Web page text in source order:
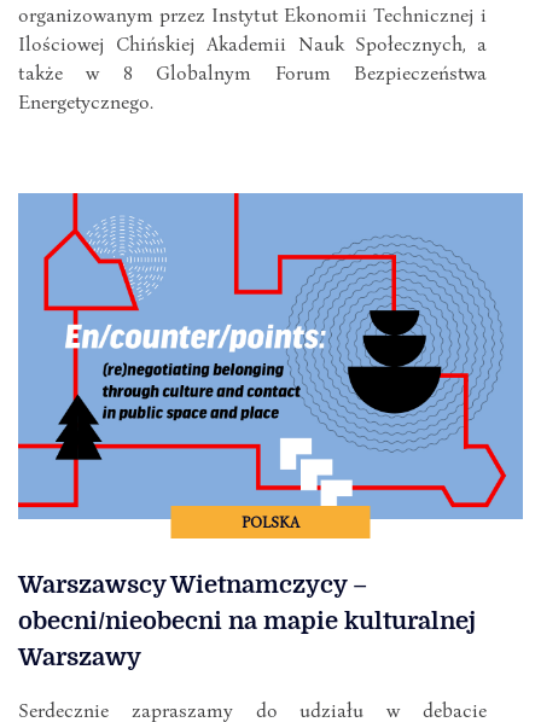
organizowanym przez Instytut Ekonomii Technicznej i
Ilościowej Chińskiej Akademii Nauk Społecznych, a
także w 8 Globalnym Forum Bezpieczeństwa
Energetycznego.
POLSKA
Warszawscy Wietnamczycy –
obecni/nieobecni na mapie kulturalnej
Warszawy
Serdecznie zapraszamy do udziału w debacie